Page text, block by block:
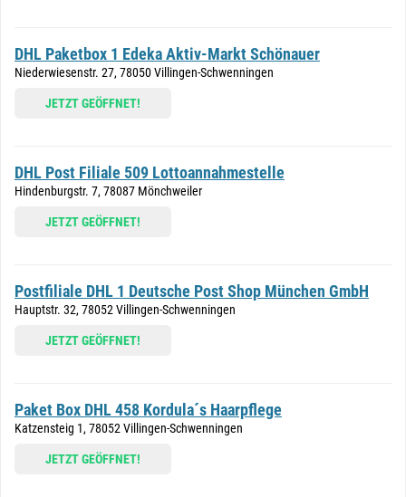
DHL Paketbox 1 Edeka Aktiv-Markt Schönauer
Niederwiesenstr. 27, 78050 Villingen-Schwenningen
JETZT GEÖFFNET!
DHL Post Filiale 509 Lottoannahmestelle
Hindenburgstr. 7, 78087 Mönchweiler
JETZT GEÖFFNET!
Postfiliale DHL 1 Deutsche Post Shop München GmbH
Hauptstr. 32, 78052 Villingen-Schwenningen
JETZT GEÖFFNET!
Paket Box DHL 458 Kordula´s Haarpflege
Katzensteig 1, 78052 Villingen-Schwenningen
JETZT GEÖFFNET!